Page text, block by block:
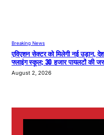
Breaking News
एविएशन सेक्टर को मिलेगी नई उड़ान,
फ्लाइंग स्कूल; 30 हजार पायलटों की
August 2, 2026